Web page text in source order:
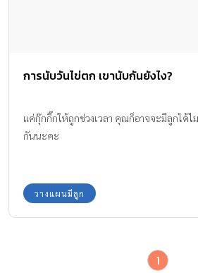
การนับวันไข่ตก เขานับกันยังไง?
แค่กุ๊กกิ๊กให้ถูกช่วงเวลา คุณก็อาจจะมีลูกได้
กันนะคะ
วางแผนมีลูก
1